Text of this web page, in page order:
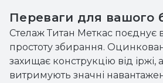
Переваги для вашого
Стелаж Титан Меткас поєднує
простоту збирання.
захищає конструкцію від іржі,
витримують значні